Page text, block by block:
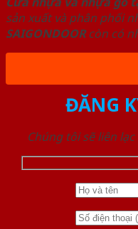
sản xuất và phân phối
SAIGONDOORcòn có
ĐĂNG
Chúng tôi sẽ liên